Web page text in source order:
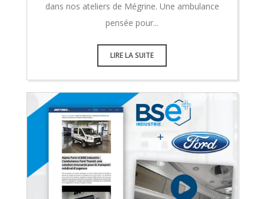
dans nos ateliers de Mégrine. Une ambulance
pensée pour...
LIRE LA SUITE